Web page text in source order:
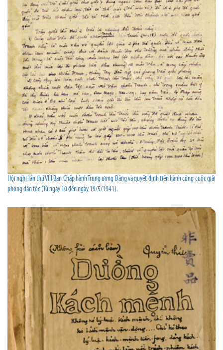
Hội nghị lần thứ VIII Ban Chấp hành Trung ương Đảng và quyết định tiến hành công cuộc giải
phóng dân tộc (Từ ngày 10 đến ngày 19/5/1941).